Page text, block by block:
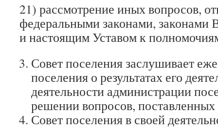
21) рассмотрение иных вопросов,
федеральными законами, законами
и настоящим Уставом к
Совет поселения заслушивает
поселения о результатах его
деятельности администрации
решении вопросов,
Совет поселения в своей